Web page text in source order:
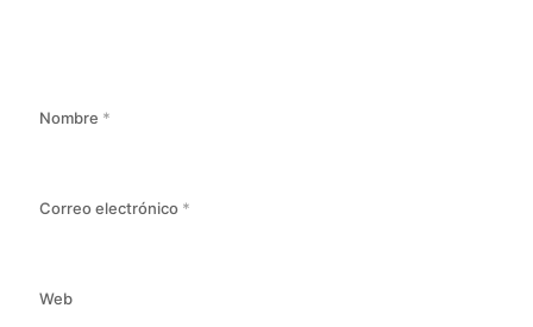
Nombre *
Correo electrónico *
Web